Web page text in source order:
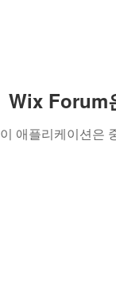
Wix Forum
이 애플리케이션은